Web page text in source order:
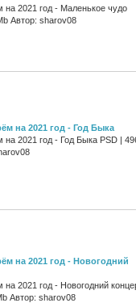
на 2021 год - Маленькое чудо
Автор: sharov08
на 2021 год - Год Быка
на 2021 год - Год Быка PSD |
на 2021 год - Новогодний
2021 год - Новогодний
Автор: sharov08